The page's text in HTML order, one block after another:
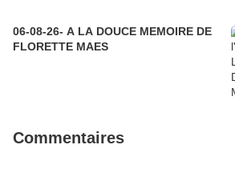
06-08-26- A LA DOUCE MEMOIRE DE
FLORETTE MAES
Commentaires